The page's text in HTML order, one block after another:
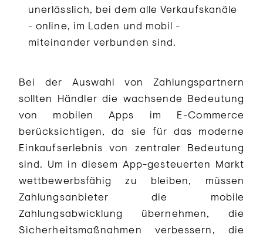
unerlässlich, bei dem alle Verkaufskanäle
- online, im Laden und mobil -
miteinander verbunden sind.
Bei der Auswahl von Zahlungspartnern
sollten Händler die wachsende Bedeutung
von mobilen Apps im E-Commerce
berücksichtigen, da sie für das moderne
Einkaufserlebnis von zentraler Bedeutung
sind. Um in diesem App-gesteuerten Markt
wettbewerbsfähig zu bleiben, müssen
Zahlungsanbieter die mobile
Zahlungsabwicklung übernehmen, die
Sicherheitsmaßnahmen verbessern, die